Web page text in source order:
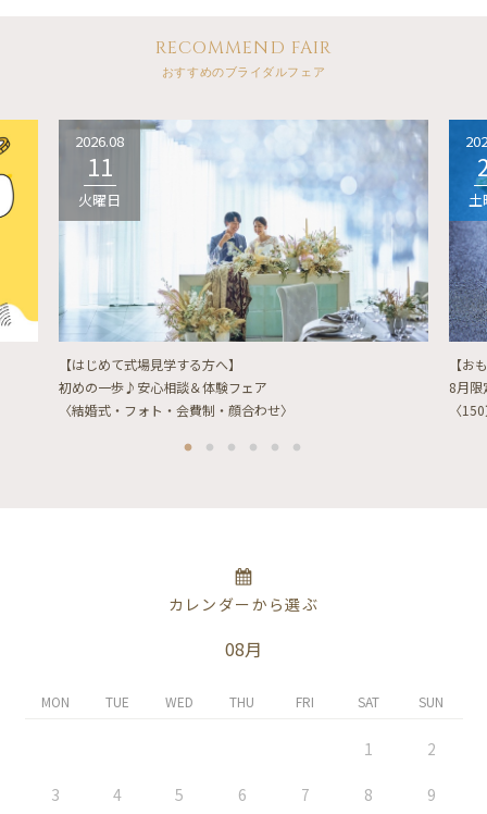
RECOMMEND FAIR
おすすめのブライダルフェア
2026.08
11
火曜日
【はじめて式場見学する方へ】
初めの一歩♪安心相談＆体験フェア
〈結婚式・フォト・会費制・顔合わせ〉
土
【お
8月限
〈
カレンダーから選ぶ
08月
MON TUE WED THU FRI SAT SUN
1 2
3 4 5 6 7 8 9